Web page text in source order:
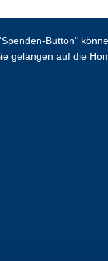
Button"
gelangen auf die